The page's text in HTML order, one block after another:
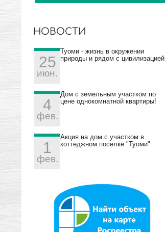
НОВОСТИ
25
июн.
Туоми - жизнь в окружении
природы и рядом с цивилизацией
4
фев.
Дом с земельным участком по
цене однокомнатной квартиры!
1
фев.
Акция на дом с участком в
коттеджном поселке "Туоми"